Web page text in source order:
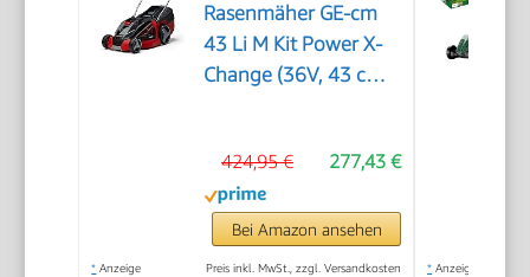
Rasenmäher GE-cm
43 Li M Kit Power X-
Change (36V, 43 cm
Kit, 63L Fangkorb,
25-75 mm
Schnitthöhe, inkl. 2X
4,0Ah + 2X
277,43 €
424,95 €
Bei Amazon ansehen
* Anzeige Preis inkl. MwSt., zzgl. Versandkosten * Anzeige